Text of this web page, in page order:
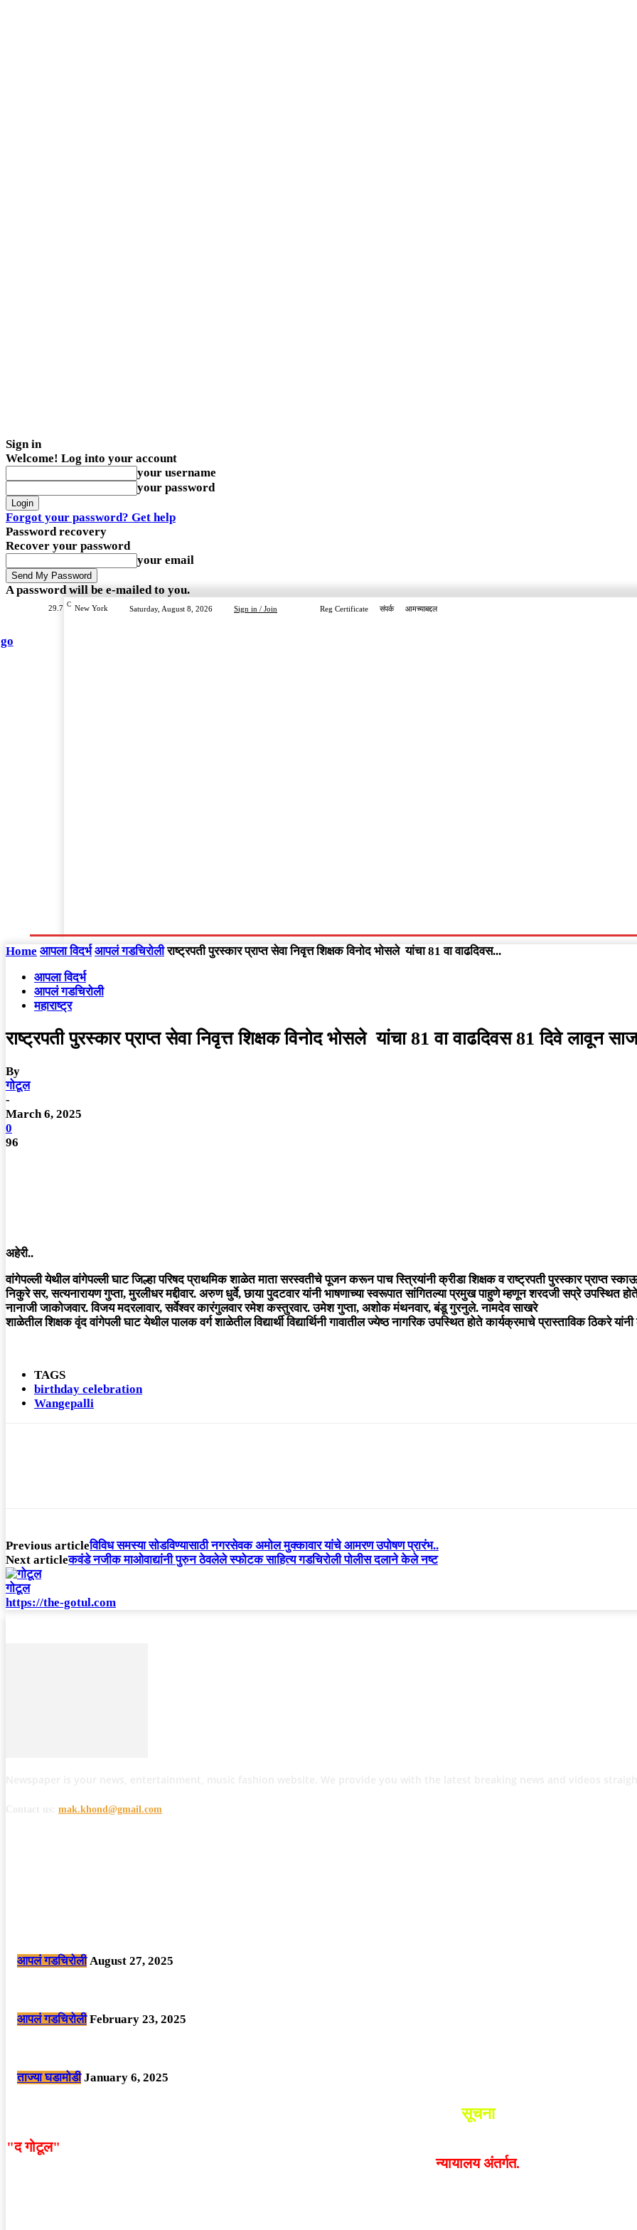
Sign in
Welcome! Log into your account
your username
your password
Forgot your password? Get help
Password recovery
Recover your password
your email
A password will be e-mailed to you.
29.7 C New York Saturday, August 8, 2026 Sign in / Join Reg Certificate संपर्क आमच्याबद्दल
Home आपला विदर्भ आपलं गडचिरोली राष्ट्रपती पुरस्कार प्राप्त सेवा निवृत्त शिक्षक विनोद भोसले यांचा 81 वा वाढदिवस...
आपला विदर्भ
आपलं गडचिरोली
महाराष्ट्र
राष्ट्रपती पुरस्कार प्राप्त सेवा निवृत्त शिक्षक विनोद भोसले यांचा 81 वा वाढदिवस 81 दिवे लावून
By
गोटूल
-
March 6, 2025
0
96
अहेरी..
वांगेपल्ली येथील वांगेपल्ली घाट जिल्हा परिषद प्राथमिक शाळेत माता सरस्वतीचे पूजन करून पाच स्त्रियांनी क्रीडा शिक्षक व राष्ट्रपती पुरस्कार प्राप्त
निकुरे सर, सत्यनारायण गुप्ता, मुरलीधर मद्दीवार. अरुण धुर्वे, छाया पुदटवार यांनी भाषणाच्या स्वरूपात सांगितल्या प्रमुख पाहुणे म्हणून शरदजी सप्रे उपस्थित
नानाजी जाकोजवार. विजय मदरलावार, सर्वेश्वर कारंगुलवार रमेश कस्तुरवार. उमेश गुप्ता, अशोक मंथनवार, बंडू गुरनुले. नामदेव साखरे
शाळेतील शिक्षक वृंद वांगेपली घाट येथील पालक वर्ग शाळेतील विद्यार्थी विद्यार्थिनी गावातील ज्येष्ठ नागरिक उपस्थित होते कार्यक्रमाचे प्रास्ताविक ठिकरे
TAGS
birthday celebration
Wangepalli
Previous articleविविध समस्या सोडविण्यासाठी नगरसेवक अमोल मुक्कावार यांचे आमरण उपोषण प्रारंभ..
Next articleकवंडे नजीक माओवाद्यांनी पुरुन ठेवलेले स्फोटक साहित्य गडचिरोली पोलीस दलाने केले नष्ट
गोटूल
https://the-gotul.com
mak.khond@gmail.com
आपलं गडचिरोली August 27, 2025
आपलं गडचिरोली February 23, 2025
ताज्या घडामोडी January 6, 2025
सूचना
"द गोटूल"
न्यायालय अंतर्गत.